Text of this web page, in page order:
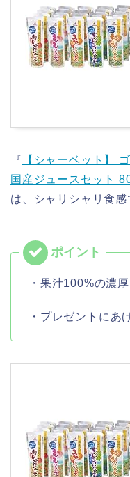
『
【シャーベット】
国産ジュースセット
は、シャリシャリ食感
・果汁100%の濃
・プレゼントにあ